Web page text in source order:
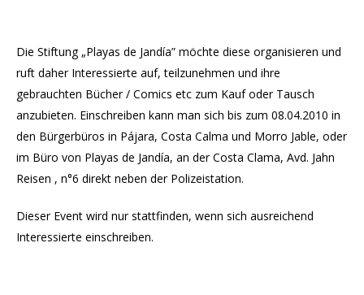
Die Stiftung „Playas de Jandía” möchte diese organisieren und
ruft daher Interessierte auf, teilzunehmen und ihre
gebrauchten Bücher / Comics etc zum Kauf oder Tausch
anzubieten. Einschreiben kann man sich bis zum 08.04.2010 in
den Bürgerbüros in Pájara, Costa Calma und Morro Jable, oder
im Büro von Playas de Jandía, an der Costa Clama, Avd. Jahn
Reisen , n°6 direkt neben der Polizeistation.
Dieser Event wird nur stattfinden, wenn sich ausreichend
Interessierte einschreiben.